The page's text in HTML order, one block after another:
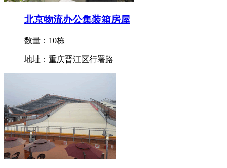
北京物流办公集装箱房屋
数量：10栋
地址：重庆晋江区行署路